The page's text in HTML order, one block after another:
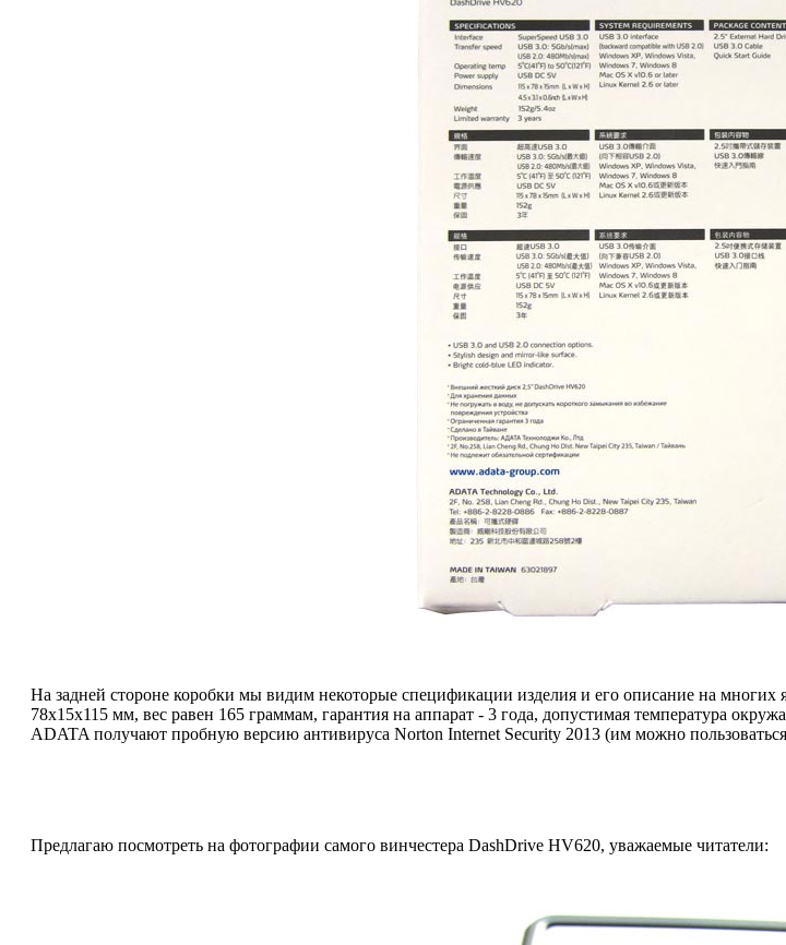
На задней стороне коробки мы видим некоторые спецификации изделия и его описание на
78x15x115 мм, вес равен 165 граммам, гарантия на аппарат - 3 года, допустимая температура
ADATA получают пробную версию антивируса Norton Internet Security 2013 (им можно
Предлагаю посмотреть на фотографии самого винчестера DashDrive HV620, уважаемые читатели: